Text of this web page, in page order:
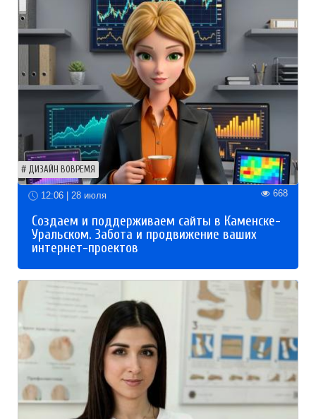
ДИЗАЙН ВОВРЕМЯ
12:06 | 28 июля 668
Создаем и поддерживаем сайты в Каменске-
Уральском. Забота и продвижение ваших
интернет-проектов